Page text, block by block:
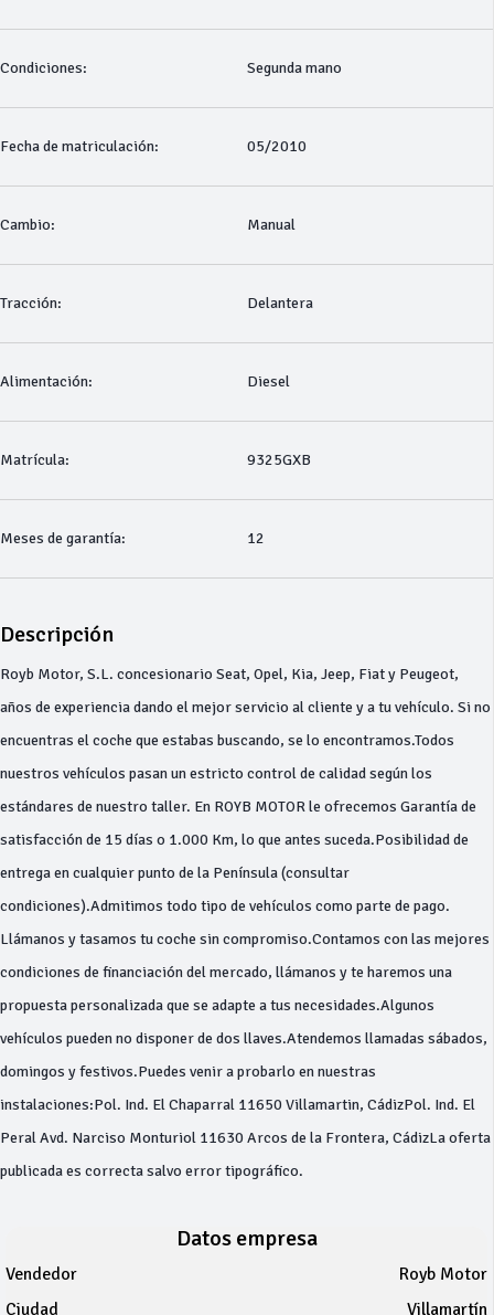
Condiciones: Segunda mano
Fecha de matriculación: 05/2010
Cambio: Manual
Tracción: Delantera
Alimentación: Diesel
Matrícula: 9325GXB
Meses de garantía: 12
Descripción
Royb Motor, S.L. concesionario Seat, Opel, Kia, Jeep, Fiat y Peugeot,
años de experiencia dando el mejor servicio al cliente y a tu vehículo. Si no
encuentras el coche que estabas buscando, se lo encontramos.Todos
nuestros vehículos pasan un estricto control de calidad según los
estándares de nuestro taller. En ROYB MOTOR le ofrecemos Garantía de
satisfacción de 15 días o 1.000 Km, lo que antes suceda.Posibilidad de
entrega en cualquier punto de la Península (consultar
condiciones).Admitimos todo tipo de vehículos como parte de pago.
Llámanos y tasamos tu coche sin compromiso.Contamos con las mejores
condiciones de financiación del mercado, llámanos y te haremos una
propuesta personalizada que se adapte a tus necesidades.Algunos
vehículos pueden no disponer de dos llaves.Atendemos llamadas sábados,
domingos y festivos.Puedes venir a probarlo en nuestras
instalaciones:Pol. Ind. El Chaparral 11650 Villamartin, CádizPol. Ind. El
Peral Avd. Narciso Monturiol 11630 Arcos de la Frontera, CádizLa oferta
publicada es correcta salvo error tipográfico.
Datos empresa
Vendedor
Royb Motor
Ciudad
Villamartín